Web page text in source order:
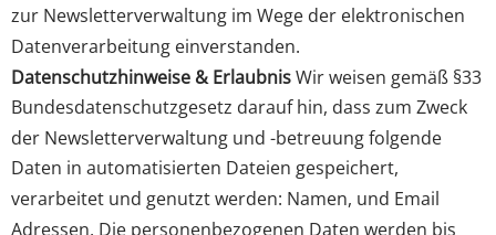
zur Newsletterverwaltung im Wege der elektronischen
Datenverarbeitung einverstanden.
Datenschutzhinweise & ErlaubnisWir weisen gemäß §33
Bundesdatenschutzgesetz darauf hin, dass zum Zweck
der Newsletterverwaltung und -betreuung folgende
Daten in automatisierten Dateien gespeichert,
verarbeitet und genutzt werden: Namen, und Email
Adressen. Die personenbezogenen Daten werden bis